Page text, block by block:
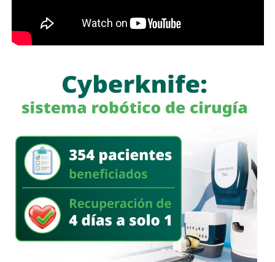
regulación específica para los medios de comunicación.
circula la información, pero también la facilidad con la que
pueden difundirse contenidos falsos, manipulados o sin
sustento.
Para Sheinbaum,la responsabilidad de los periodistas
pasa por mantener estándares éticos y apegarse a la
verdad.Para González, una de las garantías
fundamentales del ejercicio periodístico debe ser que
quien publica una información se haga responsable de ella
mediante su firma.
Por ahora, la postura expresada por la senadora es clara:
libertad de expresión sí, pero también periodistas que